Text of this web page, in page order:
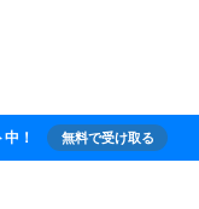
！ 無料で受け取る